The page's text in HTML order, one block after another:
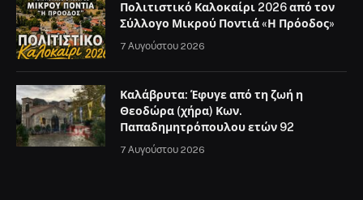
Πολιτιστικό Καλοκαίρι 2026 από τον
Σύλλογο Μικρού Ποντιά «Η Πρόοδος»
7 Αυγούστου 2026
Καλάβρυτα: Έφυγε από τη ζωή η
Θεοδώρα (χήρα) Κων.
Παπαδημητρόπουλου ετών 92
7 Αυγούστου 2026